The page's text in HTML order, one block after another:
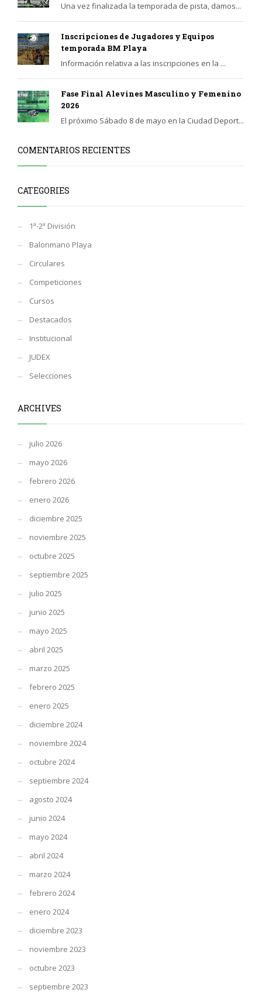
Una vez finalizada la temporada de pista, damos...
Inscripciones de Jugadores y Equipos
temporada BM Playa
Información relativa a las inscripciones en la ...
Fase Final Alevines Masculino y Femenino
2026
El próximo Sábado 8 de mayo en la Ciudad Deport...
COMENTARIOS RECIENTES
CATEGORIES
1ª-2ª División
Balonmano Playa
Circulares
Competiciones
Cursos
Destacados
Institucional
JUDEX
Selecciones
ARCHIVES
julio 2026
mayo 2026
febrero 2026
enero 2026
diciembre 2025
noviembre 2025
octubre 2025
septiembre 2025
julio 2025
junio 2025
mayo 2025
abril 2025
marzo 2025
febrero 2025
enero 2025
diciembre 2024
noviembre 2024
octubre 2024
septiembre 2024
agosto 2024
junio 2024
mayo 2024
abril 2024
marzo 2024
febrero 2024
enero 2024
diciembre 2023
noviembre 2023
octubre 2023
septiembre 2023